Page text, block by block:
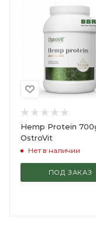
Hemp Protein
OstroVit
Нет в наличии
ПОД ЗАКАЗ